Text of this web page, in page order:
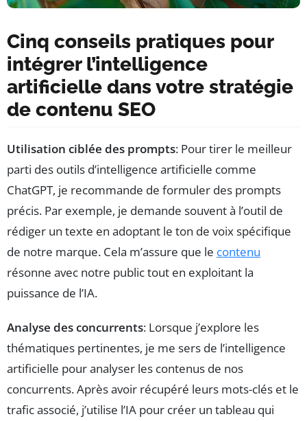
Cinq conseils pratiques pour
intégrer l’intelligence
artificielle dans votre stratégie
de contenu SEO
Utilisation ciblée des prompts: Pour tirer le meilleur
parti des outils d’intelligence artificielle comme
ChatGPT, je recommande de formuler des prompts
précis. Par exemple, je demande souvent à l’outil de
rédiger un texte en adoptant le ton de voix spécifique
de notre marque. Cela m’assure que le contenu
résonne avec notre public tout en exploitant la
puissance de l’IA.
Analyse des concurrents: Lorsque j’explore les
thématiques pertinentes, je me sers de l’intelligence
artificielle pour analyser les contenus de nos
concurrents. Après avoir récupéré leurs mots-clés et le
trafic associé, j’utilise l’IA pour créer un tableau qui